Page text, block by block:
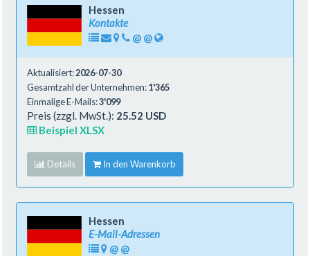
Hessen
Kontakte
@ @
Aktualisiert:2026-07-30
Gesamtzahl der Unternehmen:1'365
Einmalige E-Mails:3'099
Preis (zzgl. MwSt.): 25.52 USD
Beispiel XLSX
Details In den Warenkorb
Hessen
E-Mail-Adressen
@ @